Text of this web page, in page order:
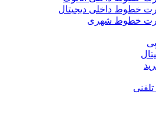
خطوط داخلی دیجیتال
خطوط شهری